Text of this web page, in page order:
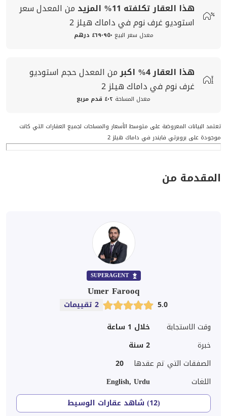
هذا العقار تكلفته 11% المزيد من المعدلسعر
استوديو غرف نوم في داماك هيلز 2
معدل سعر البيع ٤٦٩٬٩٥٠ درهم
هذا العقار4% اكبرمن المعدلحجم استوديو
غرف نوم في داماك هيلز 2
معدل المساحة ٤٠٢ قدم مربع
تعتمد البيانات المعروضة على متوسط الأسعار والمساحات لجميع العقارات التي كانت
موجودة على بروبرتي فايندر في داماك هيلز 2
المقدمة من
SUPERAGENT
Umer Farooq
5.0
2 تقييمات
وقت الاستجابة
خلال 1 ساعة
خبرة
2 سنة
الصفقات التي تم عقدها
20
اللغات
English, Urdu
(12) شاهد عقارات الوسيط